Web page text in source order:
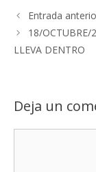
Entrada
18/OCTUBRE/
LLEVA DENTRO
Deja un